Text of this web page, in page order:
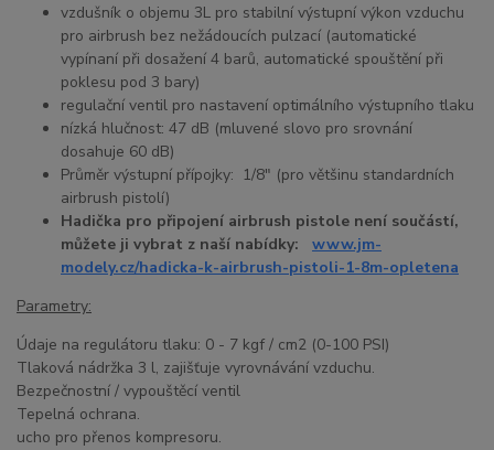
vzdušník o objemu 3L pro stabilní výstupní výkon vzduchu
pro airbrush bez nežádoucích pulzací (automatické
vypínaní při dosažení 4 barů, automatické spouštění při
poklesu pod 3 bary)
regulační ventil pro nastavení optimálního výstupního tlaku
nízká hlučnost: 47 dB (mluvené slovo pro srovnání
dosahuje 60 dB)
Průměr výstupní přípojky: 1/8" (pro většinu standardních
airbrush pistolí)
Hadička pro připojení airbrush pistole není součástí,
můžete ji vybrat z naší nabídky: www.jm-
modely.cz/hadicka-k-airbrush-pistoli-1-8m-opletena
Parametry:
Údaje na regulátoru tlaku: 0 - 7 kgf / cm2 (0-100 PSI)
Tlaková nádržka 3 l, zajišťuje vyrovnávání vzduchu.
Bezpečnostní / vypouštěcí ventil
Tepelná ochrana.
ucho pro přenos kompresoru.